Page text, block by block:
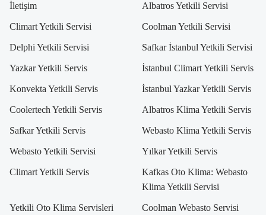
İletişim Albatros Yetkili Servisi
Climart Yetkili Servisi Coolman Yetkili Servisi
Delphi Yetkili Servisi Safkar İstanbul Yetkili Servisi
Yazkar Yetkili Servis İstanbul Climart Yetkili Servis
Konvekta Yetkili Servis İstanbul Yazkar Yetkili Servis
Coolertech Yetkili Servis Albatros Klima Yetkili Servis
Safkar Yetkili Servis Webasto Klima Yetkili Servis
Webasto Yetkili Servisi Yılkar Yetkili Servis
Climart Yetkili Servis
Kafkas Oto Klima: Webasto
Klima Yetkili Servisi
Yetkili Oto Klima Servisleri Coolman Webasto Servisi